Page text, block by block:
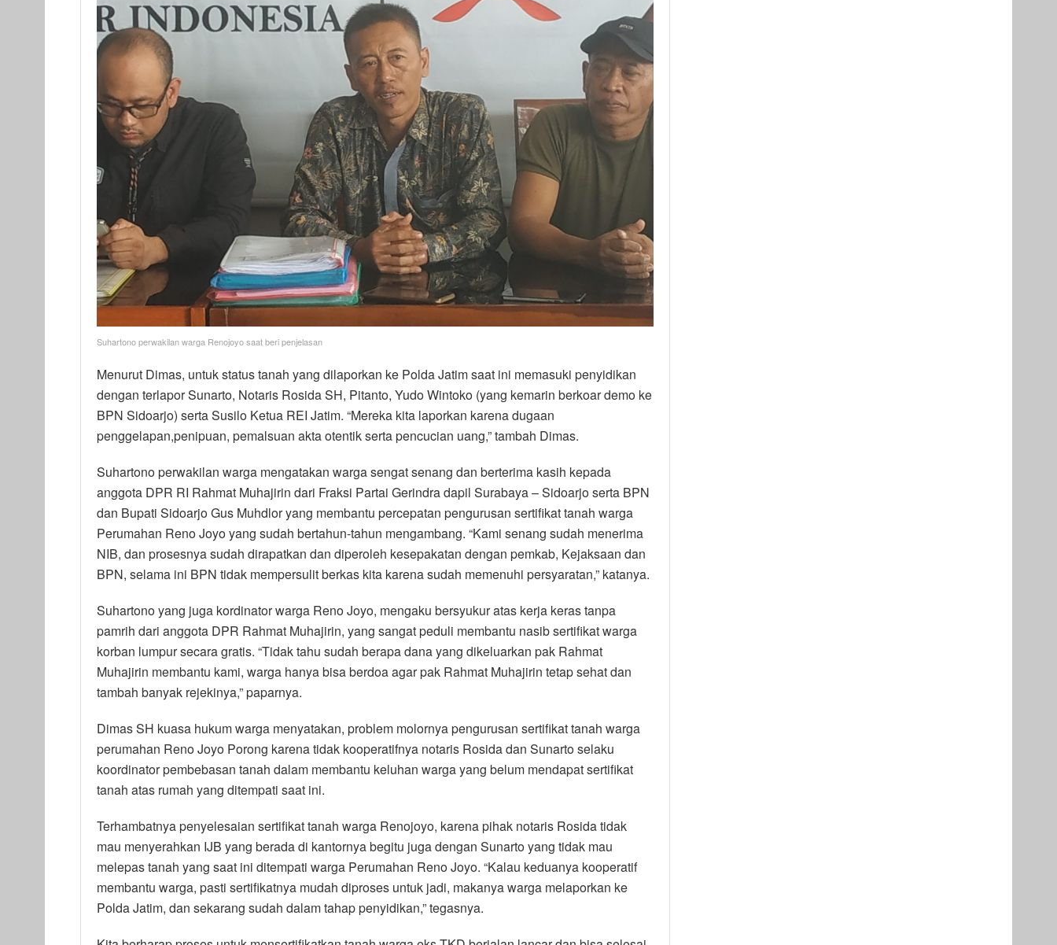
Suhartono perwakilan warga Renojoyo saat beri penjelasan
Menurut Dimas, untuk status tanah yang dilaporkan ke Polda Jatim saat ini memasuki penyidikan
dengan terlapor Sunarto, Notaris Rosida SH, Pitanto, Yudo Wintoko (yang kemarin berkoar demo ke
BPN Sidoarjo) serta Susilo Ketua REI Jatim. “Mereka kita laporkan karena dugaan
penggelapan,penipuan, pemalsuan akta otentik serta pencucian uang,” tambah Dimas.
Suhartono perwakilan warga mengatakan warga sengat senang dan berterima kasih kepada
anggota DPR RI Rahmat Muhajirin dari Fraksi Partai Gerindra dapil Surabaya – Sidoarjo serta BPN
dan Bupati Sidoarjo Gus Muhdlor yang membantu percepatan pengurusan sertifikat tanah warga
Perumahan Reno Joyo yang sudah bertahun-tahun mengambang. “Kami senang sudah menerima
NIB, dan prosesnya sudah dirapatkan dan diperoleh kesepakatan dengan pemkab, Kejaksaan dan
BPN, selama ini BPN tidak mempersulit berkas kita karena sudah memenuhi persyaratan,” katanya.
Suhartono yang juga kordinator warga Reno Joyo, mengaku bersyukur atas kerja keras tanpa
pamrih dari anggota DPR Rahmat Muhajirin, yang sangat peduli membantu nasib sertifikat warga
korban lumpur secara gratis. “Tidak tahu sudah berapa dana yang dikeluarkan pak Rahmat
Muhajirin membantu kami, warga hanya bisa berdoa agar pak Rahmat Muhajirin tetap sehat dan
tambah banyak rejekinya,” paparnya.
Dimas SH kuasa hukum warga menyatakan, problem molornya pengurusan sertifikat tanah warga
perumahan Reno Joyo Porong karena tidak kooperatifnya notaris Rosida dan Sunarto selaku
koordinator pembebasan tanah dalam membantu keluhan warga yang belum mendapat sertifikat
tanah atas rumah yang ditempati saat ini.
Terhambatnya penyelesaian sertifikat tanah warga Renojoyo, karena pihak notaris Rosida tidak
mau menyerahkan IJB yang berada di kantornya begitu juga dengan Sunarto yang tidak mau
melepas tanah yang saat ini ditempati warga Perumahan Reno Joyo. “Kalau keduanya kooperatif
membantu warga, pasti sertifikatnya mudah diproses untuk jadi, makanya warga melaporkan ke
Polda Jatim, dan sekarang sudah dalam tahap penyidikan,” tegasnya.